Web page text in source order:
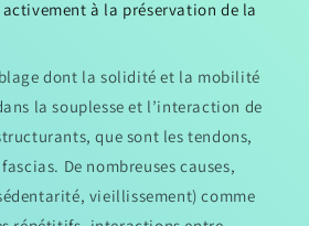
à la préservation de la
dont la solidité et la mobilité
la souplesse et l’interaction de
que sont les tendons,
De nombreuses causes,
vieillissement) comme